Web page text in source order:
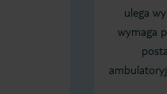
ulega
wymaga